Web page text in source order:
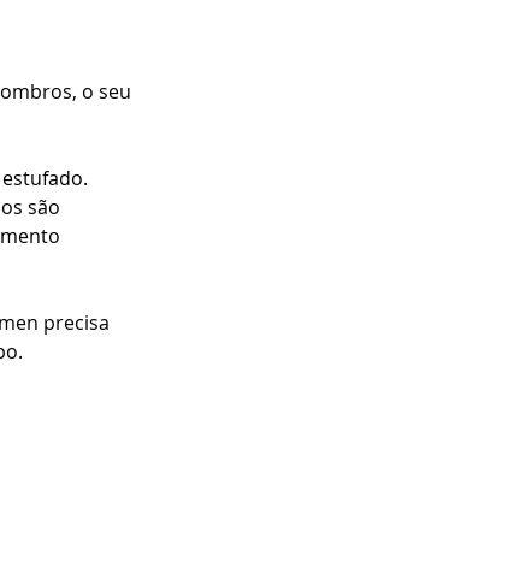
o seu
são
precisa